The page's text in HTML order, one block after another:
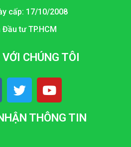
cấp: 17/10/2008
tư TP.HCM
CHÚNG TÔI
THÔNG TIN